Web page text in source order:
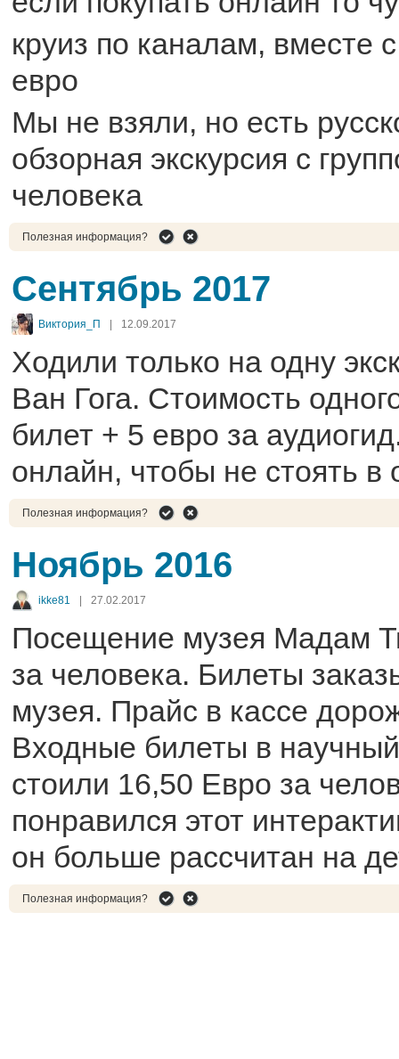
круиз по каналам, вместе
евро
Мы не взяли, но есть
обзорная экскурсия с
человека
Полезная информация?
Сентябрь 2017
Виктория_П | 12.09.2017
Ходили только на одну
Ван Гога. Стоимость
билет + 5 евро за
онлайн, чтобы не стоять в
Полезная информация?
Ноябрь 2016
ikke81 | 27.02.2017
Посещение музея Мадам
за человека. Билеты
музея. Прайс в кассе
Входные билеты в
стоили 16,50 Евро за
понравился этот
он больше рассчитан на
Полезная информация?